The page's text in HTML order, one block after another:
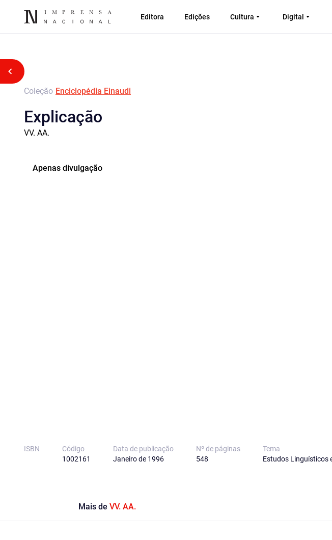
Editora Edições Cultura Digital
Voltar atrás
Coleção Enciclopédia Einaudi
Explicação
VV. AA.
Apenas divulgação
ISBN
Código
1002161
Data de publicação
Janeiro de 1996
Nº de páginas
548
Tema
Estudos Linguísticos
Mais de VV. AA.